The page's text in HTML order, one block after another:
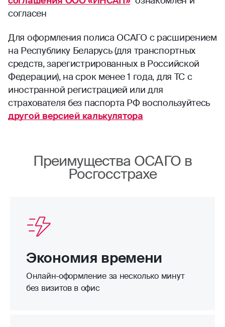
согласен
Для оформления полиса ОСАГО с расширением
на Республику Беларусь (для транспортных
средств, зарегистрированных в Российской
Федерации), на срок менее 1 года, для ТС с
иностранной регистрацией или для
страхователя без паспорта РФ воспользуйтесь
другой версией калькулятора
Преимущества ОСАГО в
Росгосстрахе
Экономия времени
Онлайн-оформление за несколько минут
без визитов в офис